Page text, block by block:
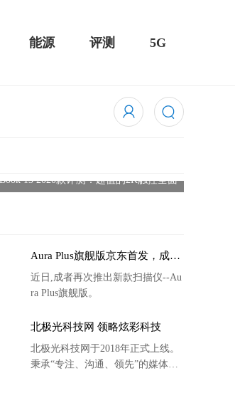
能源 评测 5G
为畅享10e评测：超大电池续航可观！
Aura Plus旗舰版京东首发，成者
近日,成者再次推出新款扫描仪--Au
ra Plus旗舰版。
北极光科技网 领略炫彩科技
北极光科技网于2018年正式上线。
秉承“专注、沟通、领先”的媒体理